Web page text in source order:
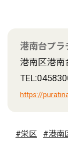
港南台プ
港南区港南
https://
#栄区 #港南